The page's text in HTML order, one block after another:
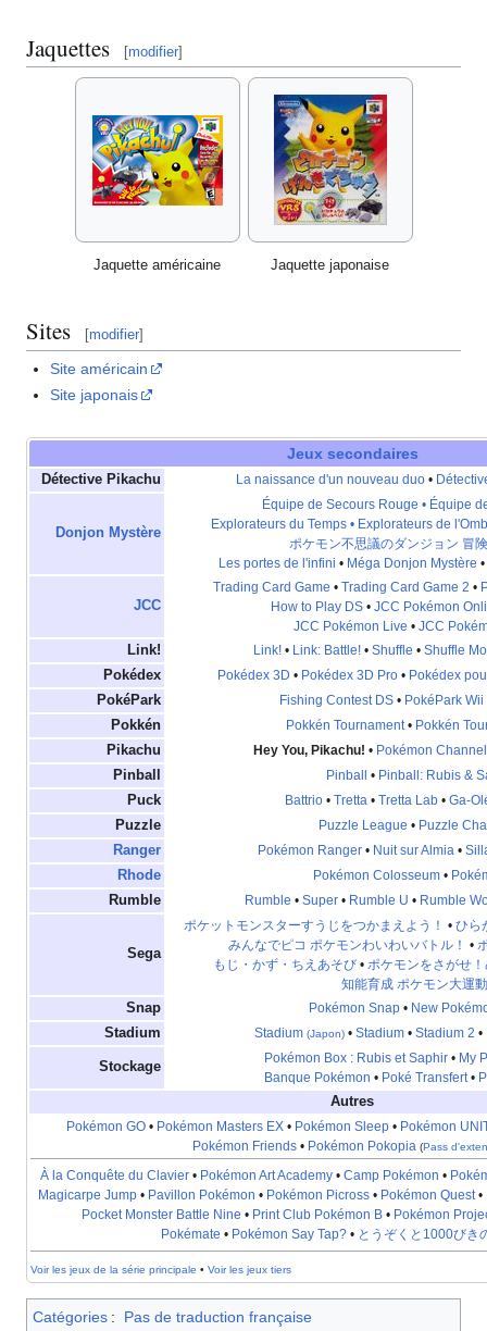
Jaquettes [modifier]
Jaquette américaine Jaquette japonaise
Sites [modifier]
Site américain
Site japonais
Jeux secondaires
Détective Pikachu La naissance d'un nouveau duo•
Donjon Mystère
Équipe de Secours Rouge • Équipe
Explorateurs du Temps • Explorateurs de
ポケモン不思議のダンジョン 冒
Les portes de l'infini • Méga Donjon Mystère •
JCC
Trading Card Game • Trading Card Game 2 •
How to Play DS • JCC Pokémon
JCC Pokémon Live • JCC
Link!
Link!• Link: Battle!• Shuffle • Shuffle
Pokédex
Pokédex 3D • Pokédex 3D Pro• Pokédex
PokéPark
Fishing Contest DS• PokéPark Wii
Pokkén
Pokkén Tournament • Pokkén
Pikachu
Hey You, Pikachu! • Pokémon Channel
Pinball
Pinball • Pinball: Rubis &
Puck
Battrio • Tretta • Tretta Lab • Ga-
Puzzle
Puzzle League • Puzzle
Ranger
Pokémon Ranger • Nuit sur Almia •
Rhode
Pokémon Colosseum•
Rumble
Rumble • Super • Rumble U • Rumble
Sega
ポケットモンスターすうじをつかまえよう！ • ひら
みんなでピコ ポケモンわいわいバトル！ •
もじ・かず・ちえあそび • ポケモンをさがせ
知能育成 ポケモン大運
Snap
Pokémon Snap • New
Stadium
Stadium (Japon) • Stadium • Stadium 2 •
Stockage
Pokémon Box : Rubis et Saphir• My
Banque Pokémon • Poké Transfert •
Autres
Pokémon GO • Pokémon Masters EX • Pokémon Sleep • Pokémon
Pokémon Friends • Pokémon Pokopia (Pass
À la Conquête du Clavier • Pokémon Art Academy • Camp Pokémon •
Magicarpe Jump • Pavillon Pokémon • Pokémon Picross • Pokémon Quest•
Pocket Monster Battle Nine • Print Club Pokémon B• Pokémon
Pokémate • Pokémon Say Tap?• とうぞくと1000びき
Voir les jeux de la série principale • Voir les jeux tiers
Catégories :
Pas de traduction française